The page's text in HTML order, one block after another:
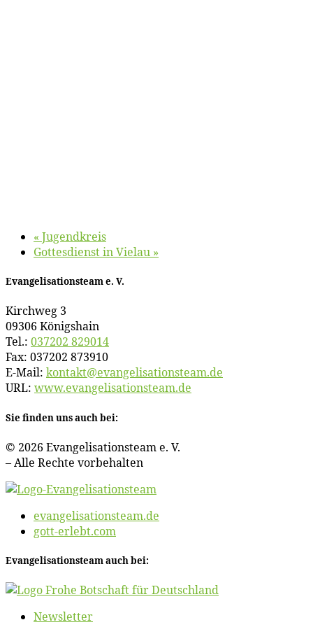
« Ju­gend­kreis
Got­tes­dienst in Vielau »
Evan­ge­li­sa­ti­ons­team e. V.
Kirch­weg 3
09306 Königshain
Tel.: 037202 829014
Fax: 037202 873910
E‑Mail: kontakt@​evangelisationsteam.​de
URL: www​.evan​ge​li​sa​ti​ons​team​.de
Sie fin­den uns auch bei:
© 2026 Evan­ge­li­sa­ti­ons­team e. V.
– Al­le Rech­te vorbehalten
evangelisationsteam.de
gott-erlebt.com
Evan­ge­li­sa­ti­ons­team auch bei:
News­let­ter